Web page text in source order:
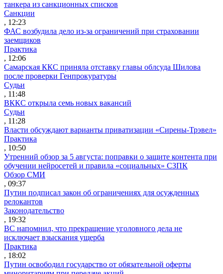
танкера из санкционных списков
Санкции
, 12:23
ФАС возбудила дело из-за ограничений при страховании
заемщиков
Практика
, 12:06
Самарская ККС приняла отставку главы облсуда Шилова
после проверки Генпрокуратуры
Судьи
, 11:48
ВККС открыла семь новых вакансий
Судьи
, 11:28
Власти обсуждают варианты приватизации «Сирены-Трэвел»
Практика
, 10:50
Утренний обзор за 5 августа: поправки о защите контента при
обучении нейросетей и правила «социальных» СЗПК
Обзор СМИ
, 09:37
Путин подписал закон об ограничениях для осужденных
релокантов
Законодательство
, 19:32
ВС напомнил, что прекращение уголовного дела не
исключает взыскания ущерба
Практика
, 18:02
Путин освободил государство от обязательной оферты